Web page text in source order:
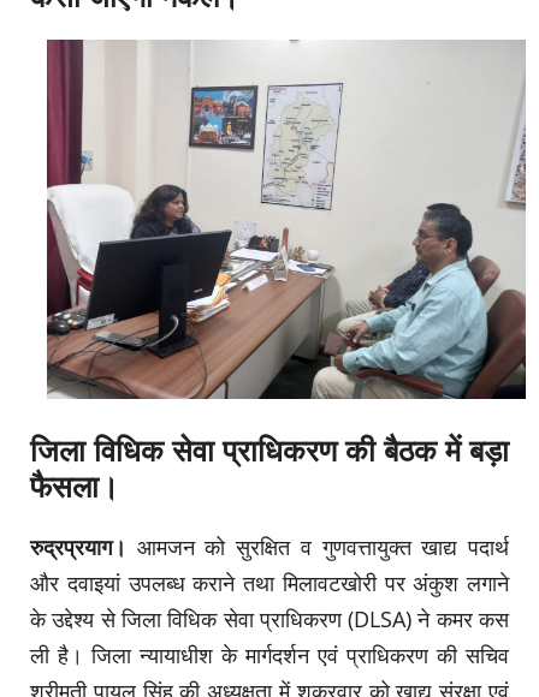
जिला विधिक सेवा प्राधिकरण की बैठक में बड़ा
फैसला।
रुद्रप्रयाग। आमजन को सुरक्षित व गुणवत्तायुक्त खाद्य पदार्थ
और दवाइयां उपलब्ध कराने तथा मिलावटखोरी पर अंकुश लगाने
के उद्देश्य से जिला विधिक सेवा प्राधिकरण (DLSA) ने कमर कस
ली है। जिला न्यायाधीश के मार्गदर्शन एवं प्राधिकरण की सचिव
श्रीमती पायल सिंह की अध्यक्षता में शुक्रवार को खाद्य संरक्षा एवं